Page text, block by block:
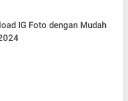
IG Foto dengan Mudah